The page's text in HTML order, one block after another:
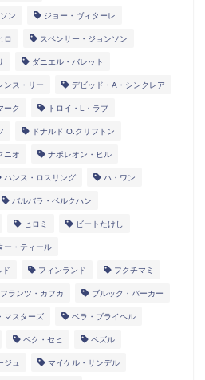
ン ジョー・ヴィターレ
ロ スペンサー・ジョンソン
ダニエル・バレット
ンス・リー デビッド・A・シンクレア
ーク トロイ・L・ラブ
ドナルド O.クリフトン
ニオ ナポレオン・ヒル
ハンス・ロスリング ハ・ワン
バルバラ・ベルクハン
ヒロミ ビートたけし
ー・ティール
ド フィンランド フクチマミ
フランツ・カフカ ブルック・バーカー
マスターズ ベラ・ブライヘル
ペク・セヒ ペズル
ジュ マイケル・サンデル